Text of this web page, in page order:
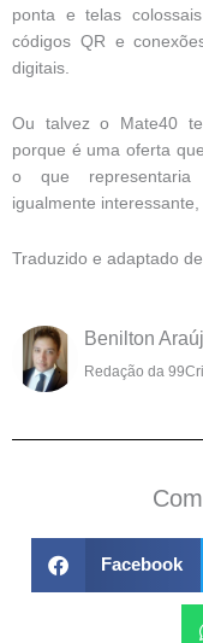
ponta e telas
códigos QR e
digitais.
Ou talvez o Mate40
porque é uma oferta
o que representaria
igualmente
Traduzido e adaptado
Benilton
Redação da
Facebook